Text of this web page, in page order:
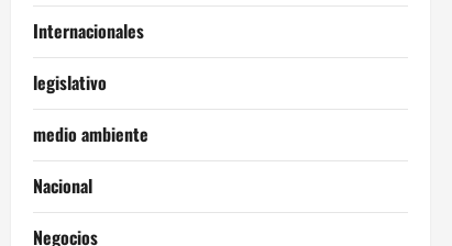
Internacionales
legislativo
medio ambiente
Nacional
Negocios